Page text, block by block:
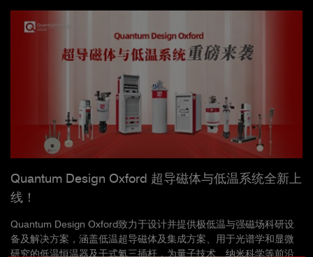
Quantum Design Oxford 超导磁体与低温系统全新上
线！
Quantum Design Oxford致力于设计并提供极低温与强磁场科研设
备及解决方案，涵盖低温超导磁体及集成方案、用于光谱学和显微
研究的低温恒温器及干式氦三插杆，为量子技术、纳米科学等前沿